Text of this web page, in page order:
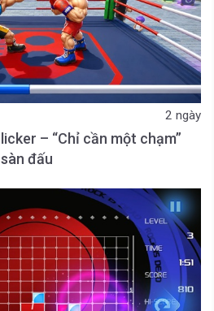
2 ngày
– “Chỉ cần một chạm”
đấu